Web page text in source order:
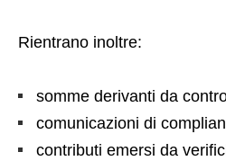
Rientrano inoltre:
somme derivanti da
comunicazioni di
contributi emersi da